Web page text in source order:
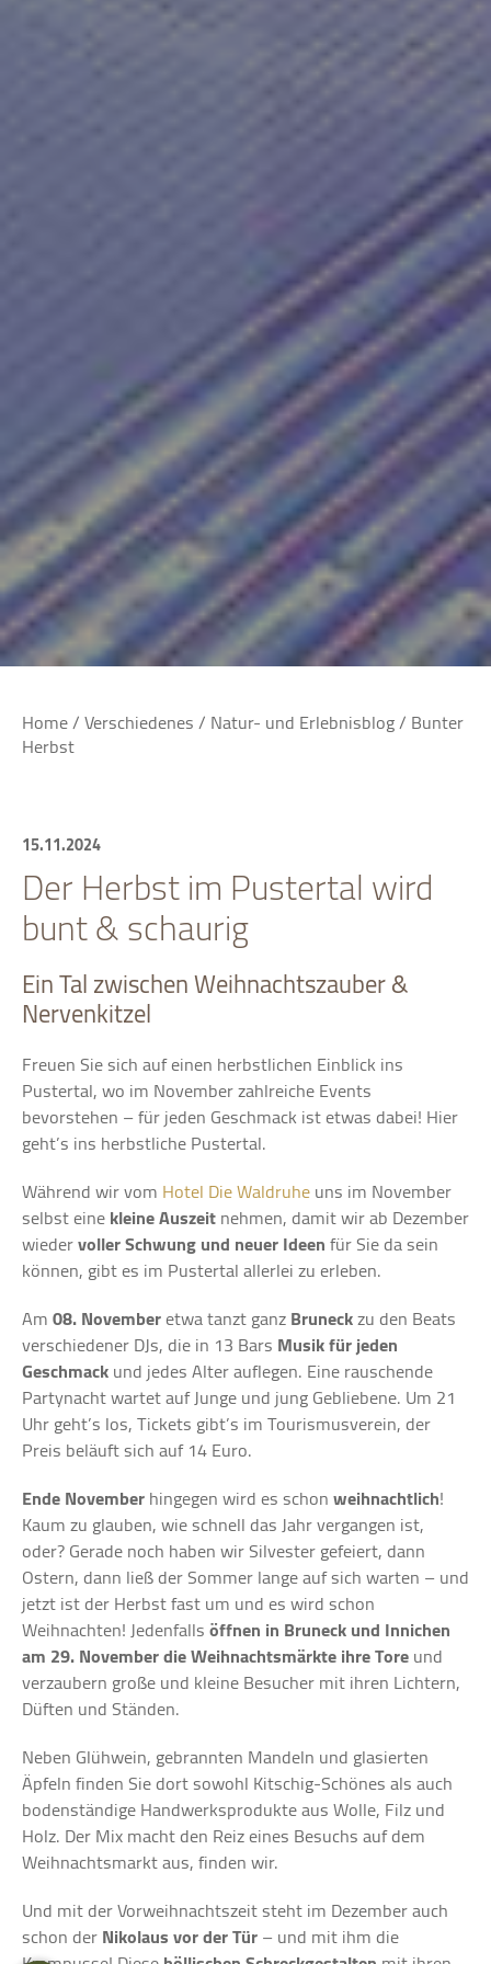
Home/Verschiedenes/ Natur- und Erlebnisblog/ Bunter
Herbst
15.11.2024
Der Herbst im Pustertal wird
bunt & schaurig
Ein Tal zwischen Weihnachtszauber &
Nervenkitzel
Freuen Sie sich auf einen herbstlichen Einblick ins
Pustertal, wo im November zahlreiche Events
bevorstehen – für jeden Geschmack ist etwas dabei! Hier
geht’s ins herbstliche Pustertal.
Während wir vom Hotel Die Waldruheuns im November
selbst einekleine Auszeitnehmen, damit wir ab Dezember
wiedervoller Schwung und neuer Ideenfür Sie da sein
können, gibt es im Pustertal allerlei zu erleben.
Am08. Novemberetwa tanzt ganzBruneckzu den Beats
verschiedener DJs, die in 13 Bars Musik für jeden
Geschmackund jedes Alter auflegen. Eine rauschende
Partynacht wartet auf Junge und jung Gebliebene. Um 21
Uhr geht’s los, Tickets gibt’s im Tourismusverein, der
Preis beläuft sich auf 14 Euro.
Ende Novemberhingegen wird es schonweihnachtlich!
Kaum zu glauben, wie schnell das Jahr vergangen ist,
oder? Gerade noch haben wir Silvester gefeiert, dann
Ostern, dann ließ der Sommer lange auf sich warten – und
jetzt ist der Herbst fast um und es wird schon
Weihnachten! Jedenfallsöffnen in Bruneck und Innichen
am 29. November die Weihnachtsmärkteihre Toreund
verzaubern große und kleine Besucher mit ihren Lichtern,
Düften und Ständen.
Neben Glühwein, gebrannten Mandeln und glasierten
Äpfeln finden Sie dort sowohl Kitschig-Schönes als auch
bodenständige Handwerksprodukte aus Wolle, Filz und
Holz. Der Mix macht den Reiz eines Besuchs auf dem
Weihnachtsmarkt aus, finden wir.
Und mit der Vorweihnachtszeit steht im Dezember auch
schon derNikolaus vor der Tür– und mit ihm die